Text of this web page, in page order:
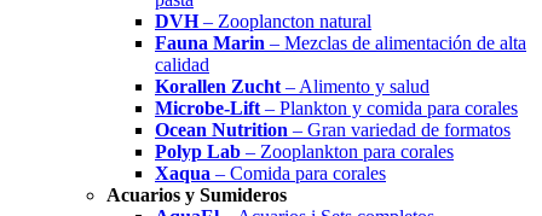
DVH– Zooplancton natural
Fauna Marin – Mezclas de alimentación de alta
calidad
Korallen Zucht – Alimento y salud
Microbe-Lift – Plankton y comida para corales
Ocean Nutrition – Gran variedad de formatos
Polyp Lab – Zooplankton para corales
Xaqua – Comida para corales
Acuarios y Sumideros